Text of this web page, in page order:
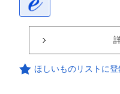
ほしいものリストに登